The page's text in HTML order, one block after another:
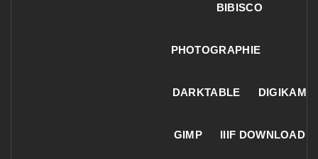
BIBISCO
PHOTOGRAPHIE
DARKTABLE DIGIKAM
GIMP IIIF DOWNLOAD